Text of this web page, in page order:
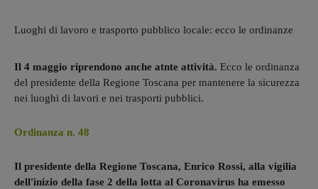
Luoghi di lavoro e trasporto pubblico locale: ecco le ordinanze
Il 4 maggio riprendono anche atnte attività. Ecco le ordinanza
del presidente della Regione Toscana per mantenere la sicurezza
nei luoghi di lavori e nei trasporti pubblici.
Ordinanza n. 48
Il presidente della Regione Toscana, Enrico Rossi, alla vigilia
dell'inizio della fase 2 della lotta al Coronavirus ha emesso